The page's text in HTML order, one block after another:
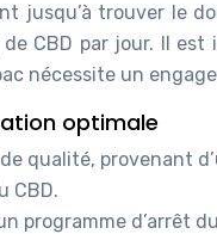
jusqu’à trouver le
CBD par jour. Il est
nécessite un
optimale
qualité, provenant
CBD.
programme d’arrêt